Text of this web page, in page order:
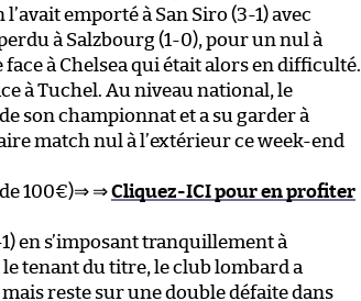
emporté à San Siro (3-1) avec
à Salzbourg (1-0), pour un nul à
à Chelsea qui était alors en difficulté.
à Tuchel. Au niveau national, le
son championnat et a su garder à
match nul à l’extérieur ce week-end
100€)⇒ ⇒Cliquez-ICI pour en profiter
en s’imposant tranquillement à
le tenant du titre, le club lombard a
reste sur une double défaite dans